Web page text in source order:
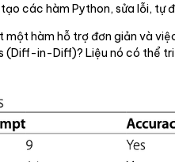
các hàm Python, sửa lỗi,
hàm hỗ trợ đơn giản và
in-Diff)? Liệu nó có thể